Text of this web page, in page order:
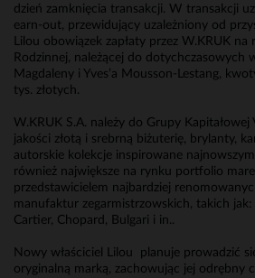
dzień zamknięcia transakcji. W transakcji
earn-out, przewidujący uzależniony od
Lilou obowiązek zapłaty przez W.KRUK na
Rodzinnej, należącej do dotychczasowych
Magdaleny i Yves’a Mousson-Lestang,
tys. złotych.
W.KRUK S.A. należy do Grupy Kapitałowej
jakości złotą i srebrną biżuterię, brylanty,
autorskie kolekcje inspirowane
również największe na rynku portfolio
przedstawicielem najbardziej
manufaktur zegarmistrzowskich, takich jak:
Cartier, Chopard, Bulgari i in..
Nowy właściciel Lilou planuje prowadzić
oryginalną marką, zachowując jej odrębny